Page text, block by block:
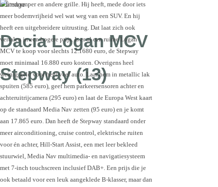
Dacia Logan MCV
Stepway (13)
achterbumper en andere grille. Hij heeft, mede door iets
meer bodemvrijheid wel wat weg van een SUV. En hij
heeft een uitgebreidere uitrusting. Dat laat zich ook
vertalen in een hogere prijs. Is er al een ruime Logan
MCV te koop voor slechts 12.1680 euro, de Stepway
moet minimaal 16.880 euro kosten. Overigens heel
weinig geld voor heel veel auto. Laat hem in metallic lak
spuiten (585 euro), geef hem parkeersensoren achter en
achteruitrijcamera (295 euro) en laat de Europa West kaart
op de standaard Media Nav zetten (95 euro) en je komt
aan 17.865 euro. Dan heeft de Stepway standaard onder
meer airconditioning, cruise control, elektrische ruiten
voor én achter, Hill-Start Assist, een met leer bekleed
stuurwiel, Media Nav multimedia- en navigatiesysteem
met 7-inch touchscreen inclusief DAB+. Een prijs die je
ook betaald voor een leuk aangeklede B-klasser, maar dan